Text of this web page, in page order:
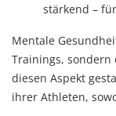
stärkend –
Mentale
Trainings, sondern
diesen Aspekt
ihrer Athleten,